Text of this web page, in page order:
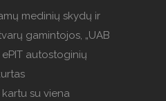
medinių skydų ir
gamintojos, „UAB
autostoginių
su viena